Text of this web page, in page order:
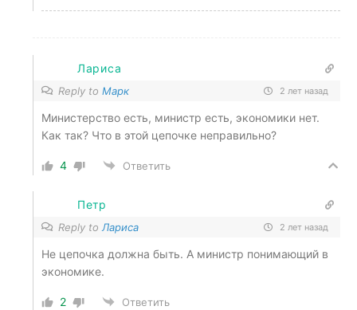
Лариса
Reply to Марк 2 лет назад
Министерство есть, министр есть, экономики нет.
Как так? Что в этой цепочке неправильно?
4 Ответить
Петр
Reply to Лариса 2 лет назад
Не цепочка должна быть. А министр понимающий в
экономике.
2 Ответить